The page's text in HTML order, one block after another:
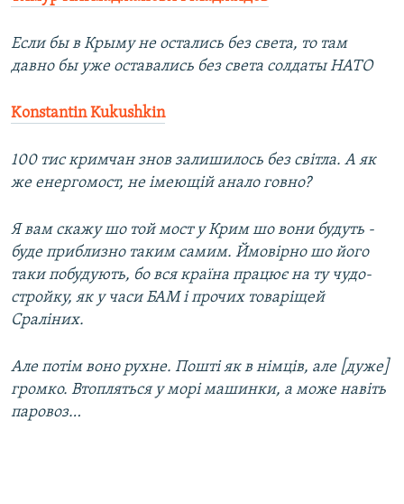
Если бы в Крыму не остались без света, то там
давно бы уже оставались без света солдаты НАТО
Konstantin Kukushkin
100 тис кримчан знов залишилось без світла. А як
же енергомост, не імеющій анало говно?
Я вам скажу шо той мост у Крим шо вони будуть -
буде приблизно таким самим. Ймовірно шо його
таки побудують, бо вся країна працює на ту чудо-
стройку, як у часи БАМ і прочих товаріщей
Сраліних.
Але потім воно рухне. Пошті як в німців, але [дуже]
громко. Втопляться у морі машинки, а може навіть
паровоз…